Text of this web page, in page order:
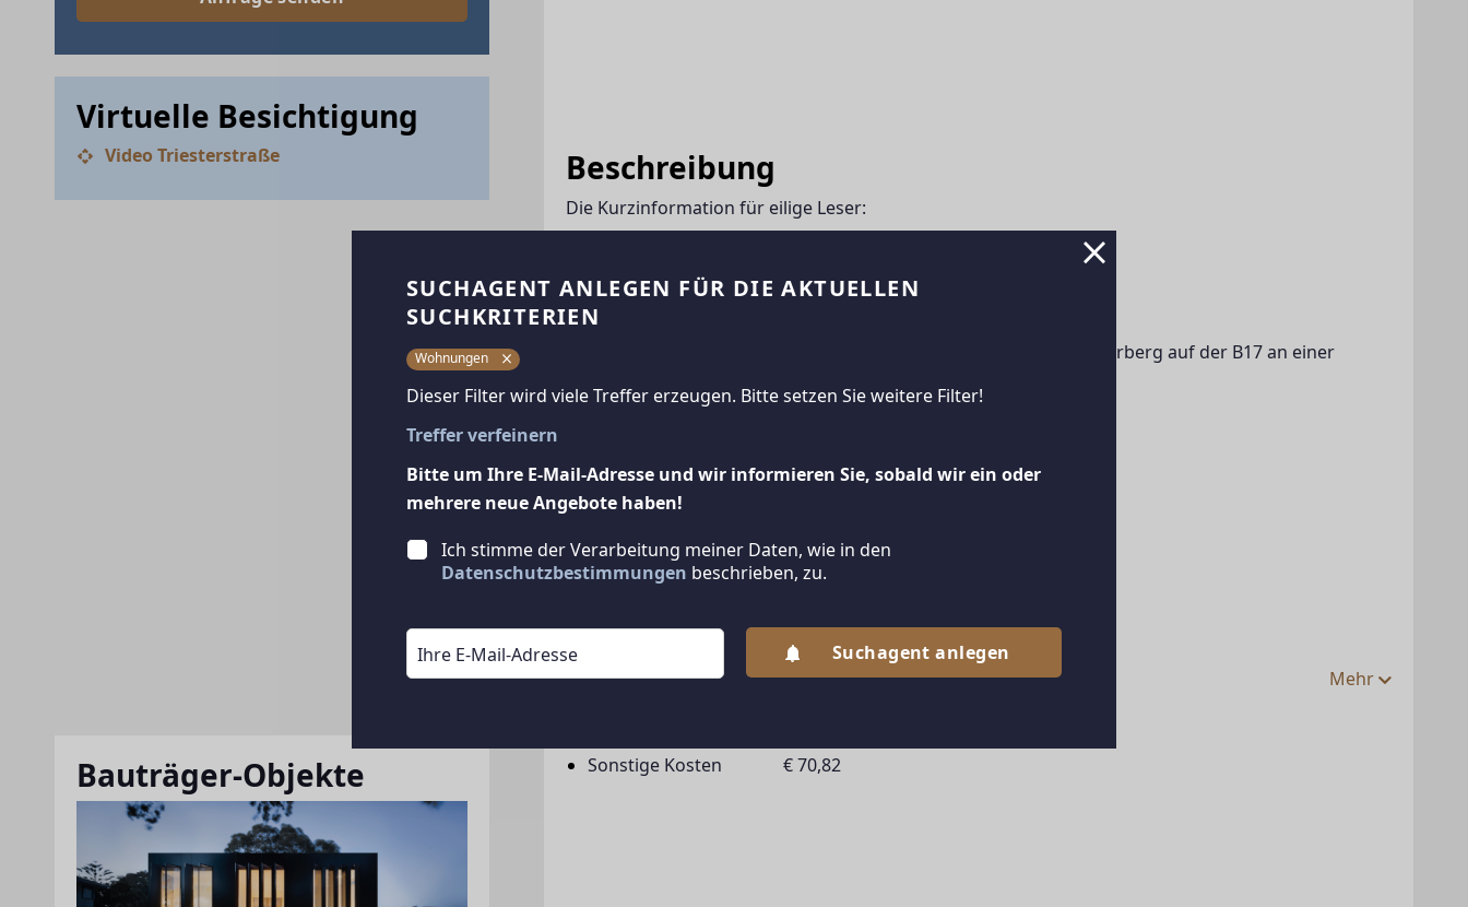
Beschreibung
Die Kurzinformation für eilige Leser:
* Wohnfläche von rund 64 m2
* bestehend aus  2 hellen Zimmern und Küche mit Essgruppe,
* Gegensprechanlage vorhanden
ÖFFENTLICHE VERKEHRSANBINDUNG
Die Anbindung ist überdurchschnittlich gut..
Mehr
Sonstige Kosten € 70,82
Virtuelle Besichtigung
Video Triesterstraße
Bauträger-Objekte
SUCHAGENT ANLEGEN FÜR DIE AKTUELLEN
SUCHKRITERIEN
Wohnungen
Dieser Filter wird viele Treffer erzeugen. Bitte setzen Sie weitere Filter!
Treffer verfeinern
Bitte um Ihre E-Mail-Adresse und wir informieren Sie, sobald wir ein oder
mehrere neue Angebote haben!
Ich stimme der Verarbeitung meiner Daten, wie in den
Datenschutzbestimmungen beschrieben, zu.
Suchagent anlegen